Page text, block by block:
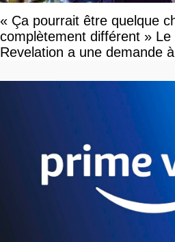
« Ça pourrait être quelque
complètement différent »
Revelation a une demande